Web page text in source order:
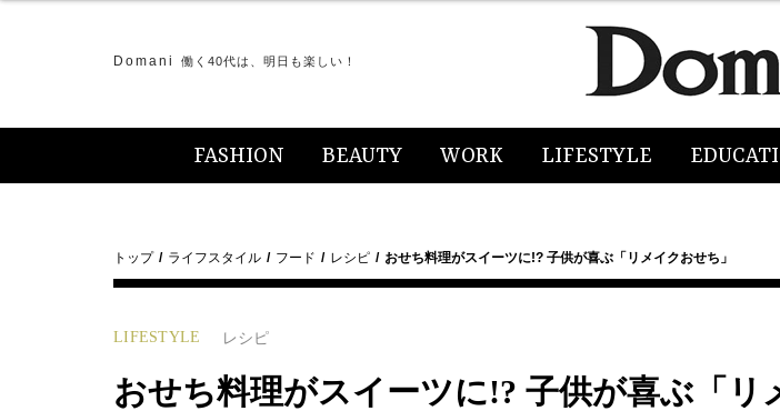
Domani 働く40代は、明日も楽しい！
FASHION BEAUTY WORK LIFESTYLE
トップ ライフスタイル フード レシピ おせち料理がスイーツに!? 子供が喜ぶ「リメイクおせち」
LIFESTYLE レシピ
おせち料理がスイーツに!? 子供が喜ぶ「リ